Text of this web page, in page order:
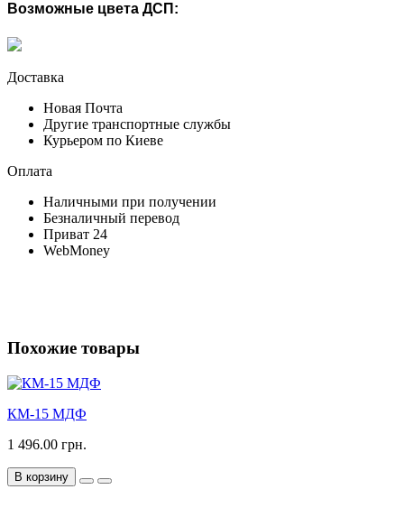
Возможные цвета ДСП:
Доставка
Новая Почта
Другие транспортные службы
Курьером по Киеве
Оплата
Наличными при получении
Безналичный перевод
Приват 24
WebMoney
Похожие товары
КМ-15 МДФ
1 496.00 грн.
В корзину